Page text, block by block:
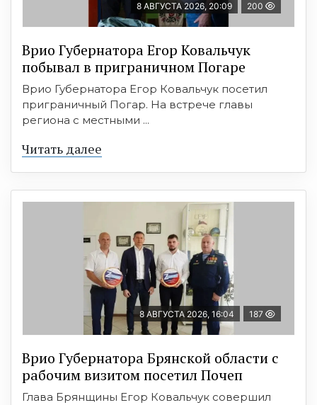
8 АВГУСТА 2026, 20:09 200
Врио Губернатора Егор Ковальчук
побывал в приграничном Погаре
Врио Губернатора Егор Ковальчук посетил
приграничный Погар. На встрече главы
региона с местными ...
Читать далее
8 АВГУСТА 2026, 16:04 187
Врио Губернатора Брянской области с
рабочим визитом посетил Почеп
Глава Брянщины Егор Ковальчук совершил